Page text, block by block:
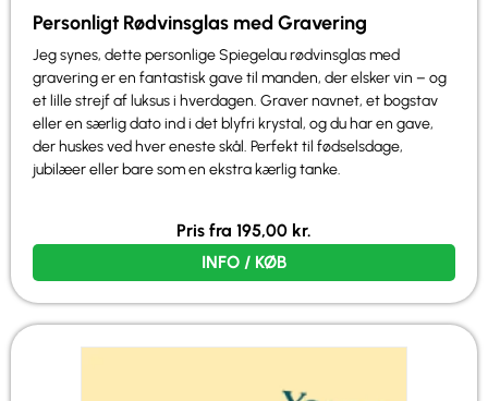
Personligt Rødvinsglas med Gravering
Jeg synes, dette personlige Spiegelau rødvinsglas med
gravering er en fantastisk gave til manden, der elsker vin – og
et lille strejf af luksus i hverdagen. Graver navnet, et bogstav
eller en særlig dato ind i det blyfri krystal, og du har en gave,
der huskes ved hver eneste skål. Perfekt til fødselsdage,
jubilæer eller bare som en ekstra kærlig tanke.
Pris fra 195,00 kr.
INFO / KØB